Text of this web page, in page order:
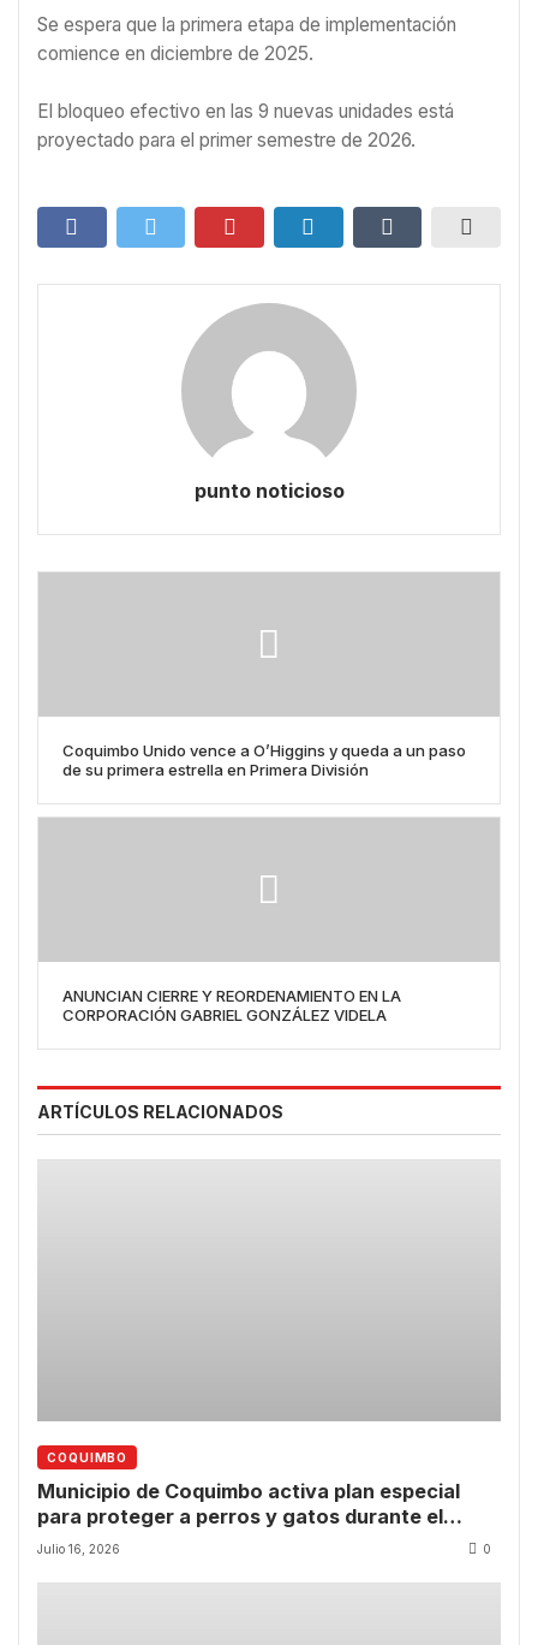
Se espera que la primera etapa de implementación
comience en diciembre de 2025.
El bloqueo efectivo en las 9 nuevas unidades está
proyectado para el primer semestre de 2026.
punto noticioso
Coquimbo Unido vence a O’Higgins y queda a un paso
de su primera estrella en Primera División
ANUNCIAN CIERRE Y REORDENAMIENTO EN LA
CORPORACIÓN GABRIEL GONZÁLEZ VIDELA
ARTÍCULOS RELACIONADOS
COQUIMBO
Municipio de Coquimbo activa plan especial
para proteger a perros y gatos durante el
sistema frontal con patrulla operativa 24/7 y
Julio 16, 2026 0